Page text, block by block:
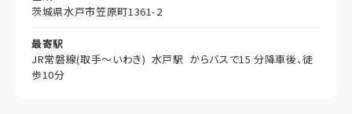
茨城県水戸市笠原町1361-2
最寄駅
JR常磐線(取手～いわき) 水戸駅 からバスで15 分降車後、徒
歩10分